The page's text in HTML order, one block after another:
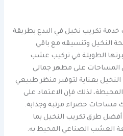
خدمة تكريب نخيل في البدع بطريقة
النخيل وتنسيقه مع باقي
الطويلة في تركيب عشب
على مظهر جمالي
بعناية لتوفير منظر طبيعي
لذلك فإن الاعتماد على
مساحات خضراء مرتبة وجذابة.
أفضل طرق تكريب النخيل بما
العشب الصناعي المحيط به.